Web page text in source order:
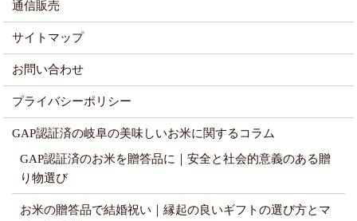
通信販売
サイトマップ
お問い合わせ
プライバシーポリシー
GAP認証済の岐阜の美味しいお米に関するコラム
GAP認証済のお米を贈答品に｜安全と社会的意義のある贈
り物選び
お米の贈答品で結婚祝い｜縁起の良いギフトの選び方とマ